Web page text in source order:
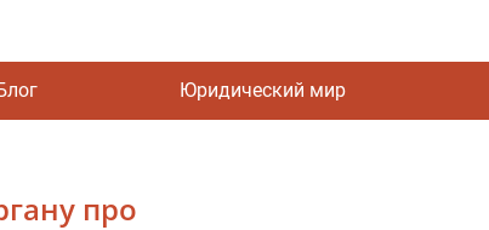
Юридический мир
про